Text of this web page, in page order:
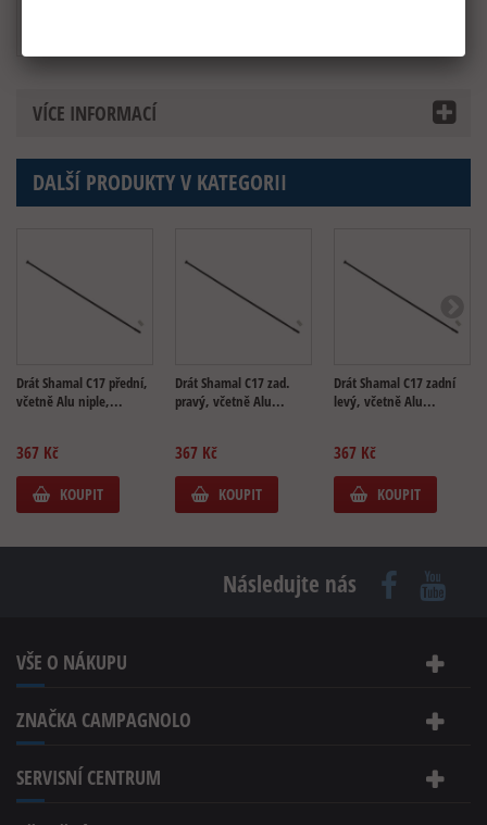
VÍCE INFORMACÍ
DALŠÍ PRODUKTY V KATEGORII
Drát Shamal C17 přední,
včetně Alu niple,...
367 Kč
KOUPIT
Drát Shamal C17 zad.
pravý, včetně Alu...
367 Kč
KOUPIT
Drát Shamal C17 zadní
levý, včetně Alu...
367 Kč
KOUPIT
Následujte nás
VŠE O NÁKUPU
ZNAČKA CAMPAGNOLO
SERVISNÍ CENTRUM